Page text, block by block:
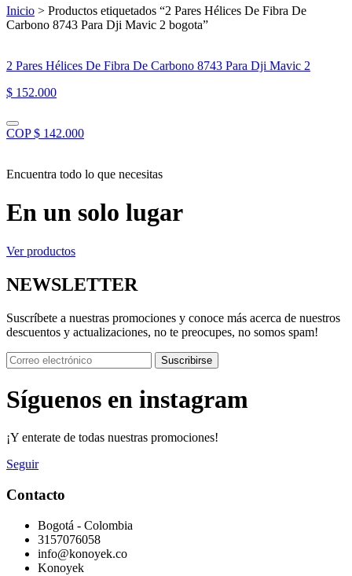
Inicio > Productos etiquetados “2 Pares Hélices De Fibra De
Carbono 8743 Para Dji Mavic 2 bogota”
2 Pares Hélices De Fibra De Carbono 8743 Para Dji Mavic 2
$ 152.000
COP $ 142.000
Encuentra todo lo que necesitas
En un solo lugar
Ver productos
NEWSLETTER
Suscríbete a nuestras promociones y conoce más acerca de nuestros
descuentos y actualizaciones, no te preocupes, no somos spam!
Suscribirse
Síguenos en instagram
¡Y enterate de todas nuestras promociones!
Seguir
Contacto
Bogotá - Colombia
3157076058
info@konoyek.co
Konoyek